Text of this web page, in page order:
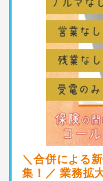
＼合併による
集！／ 業務拡